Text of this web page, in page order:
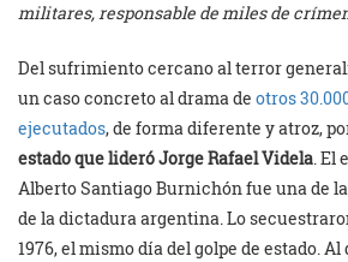
militares, responsable de miles de
Del sufrimiento cercano al terror
un caso concreto al drama de otros
ejecutados, de forma diferente y atroz,
estado que lideró Jorge Rafael Videla. El
Alberto Santiago Burnichón fue una de
de la dictadura argentina. Lo
1976, el mismo día del golpe de estado.